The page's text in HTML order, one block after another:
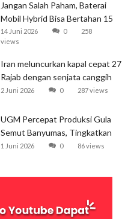
Jangan Salah Paham, Baterai
Mobil Hybrid Bisa Bertahan 15
Tahun
14 Juni 2026 0
258
views
Iran meluncurkan kapal cepat 27
Rajab dengan senjata canggih
dan kecepatan tinggi
2 Juni 2026 0 287 views
UGM Percepat Produksi Gula
Semut Banyumas, Tingkatkan
Ekspor
1 Juni 2026 0 86 views